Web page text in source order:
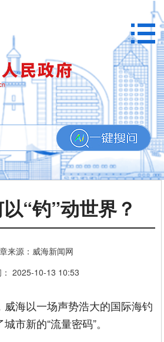
“钓”动世界？
来源：威海新闻网
： 2025-10-13 10:53
威海以一场声势浩大的国际海钓
市新的“流量密码”。